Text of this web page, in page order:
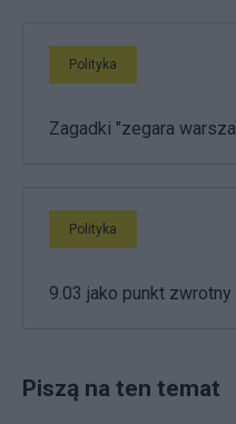
Polityka
Zagadki "zegara
Polityka
9.03 jako punkt
Piszą na ten temat